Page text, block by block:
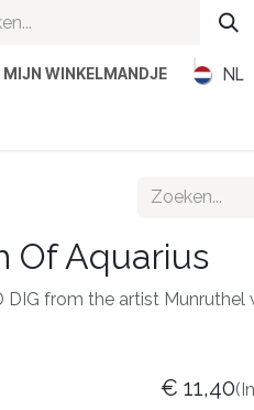
MIJN WINKELMANDJE NL
Of Aquarius
DIG from the artist
€ 11,40